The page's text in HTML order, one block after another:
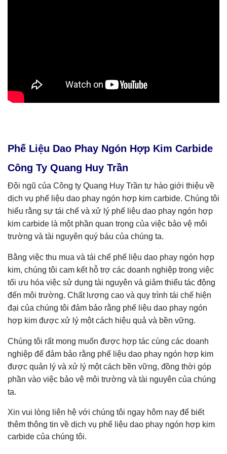
Phế Liệu Dao Phay Ngón Hợp Kim Carbide
Công Ty Quang Huy Trần
Đội ngũ của Công ty Quang Huy Trần tự hào giới thiệu về
dịch vụ phế liệu dao phay ngón hợp kim carbide. Chúng tôi
hiểu rằng sự tái chế và xử lý phế liệu dao phay ngón hợp
kim carbide là một phần quan trọng của việc bảo vệ môi
trường và tài nguyên quý báu của chúng ta.
Bằng việc thu mua và tái chế phế liệu dao phay ngón hợp
kim, chúng tôi cam kết hỗ trợ các doanh nghiệp trong việc
tối ưu hóa việc sử dụng tài nguyên và giảm thiểu tác động
đến môi trường. Chất lượng cao và quy trình tái chế hiện
đại của chúng tôi đảm bảo rằng phế liệu dao phay ngón
hợp kim được xử lý một cách hiệu quả và bền vững.
Chúng tôi rất mong muốn được hợp tác cùng các doanh
nghiệp để đảm bảo rằng phế liệu dao phay ngón hợp kim
được quản lý và xử lý một cách bền vững, đồng thời góp
phần vào việc bảo vệ môi trường và tài nguyên của chúng
ta.
Xin vui lòng liên hệ với chúng tôi ngay hôm nay để biết
thêm thông tin về dịch vụ phế liệu dao phay ngón hợp kim
carbide của chúng tôi.